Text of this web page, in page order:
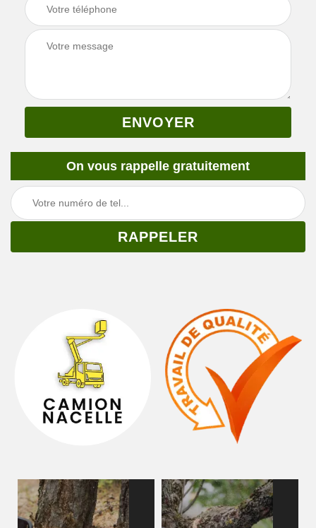
On vous rappelle gratuitement